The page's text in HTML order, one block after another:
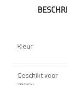
Kleur
Geschikt voor